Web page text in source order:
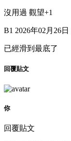
沒用過 觀望+1
B1 2026年02月26日
已經滑到最底了
回覆貼文
你
回覆貼文